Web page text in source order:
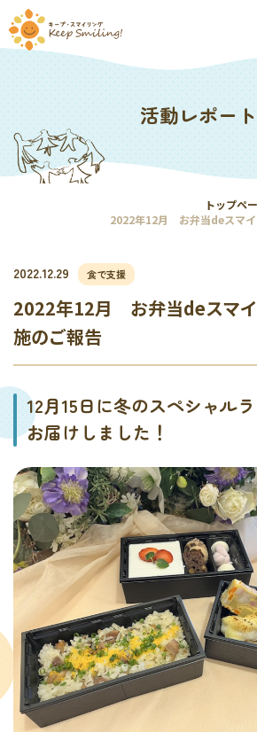
活動レポート
トップペ
2022年12月 お弁当deスマ
2022.12.29 食で支援
2022年12月 お弁当deスマ
施のご報告
12月15日に冬のスペシャル
お届けしました！